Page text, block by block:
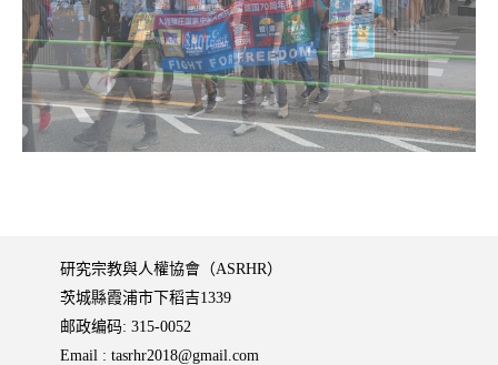
研究宗教與人權協會（ASRHR）
茨城縣霞浦市下稻吉1339
邮政编码: 315-0052
Email : tasrhr2018@gmail.com